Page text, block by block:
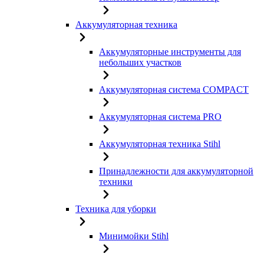
Аккумуляторная техника
Аккумуляторные инструменты для
небольших участков
Аккумуляторная система COMPACT
Аккумуляторная система PRO
Аккумуляторная техника Stihl
Принадлежности для аккумуляторной
техники
Техника для уборки
Минимойки Stihl